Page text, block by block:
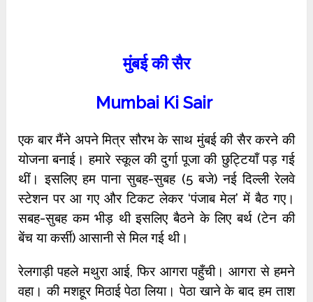
मुंबई की सैर
Mumbai Ki Sair
एक बार मैंने अपने मित्र सौरभ के साथ मुंबई की सैर करने की
योजना बनाई। हमारे स्कूल की दुर्गा पूजा की छुट्टियाँ पड़ गई
थीं। इसलिए हम पाना सुबह-सुबह (5 बजे) नई दिल्ली रेलवे
स्टेशन पर आ गए और टिकट लेकर ‘पंजाब मेल’ में बैठ गए।
सबह-सुबह कम भीड़ थी इसलिए बैठने के लिए बर्थ (टेन की
बेंच या कर्सी) आसानी से मिल गई थी।
रेलगाड़ी पहले मथुरा आई, फिर आगरा पहुँची। आगरा से हमने
वहा। की मशहूर मिठाई पेठा लिया। पेठा खाने के बाद हम ताश